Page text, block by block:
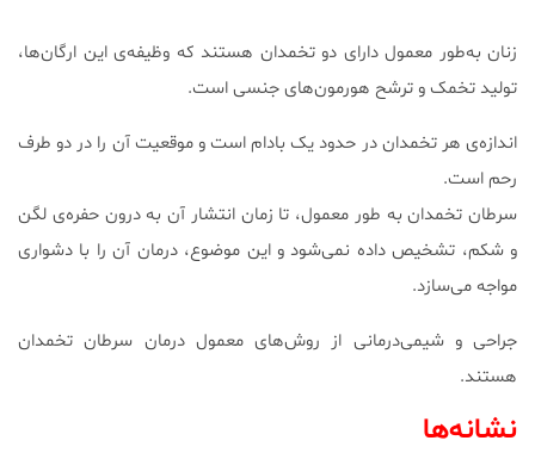
زنان به‌طور معمول دارای دو تخمدان هستند که وظیفه‌ی این ارگان‌ها،
تولید تخمک و ترشح هورمون‌های جنسی است.
اندازه‌ی هر تخمدان در حدود یک بادام است و موقعیت آن را در دو طرف
رحم است.
سرطان تخمدان به طور معمول، تا زمان انتشار آن به درون حفره‌ی لگن
و شکم، تشخیص داده نمی‌شود و این موضوع، درمان آن را با دشواری
مواجه می‌سازد.
جراحی و شیمی‌درمانی از روش‌های معمول درمان سرطان تخمدان
هستند.
نشانه‌ها